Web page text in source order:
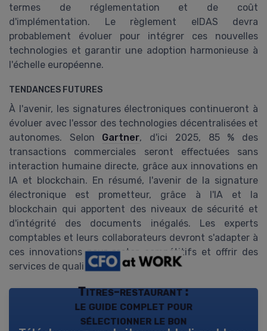
termes de réglementation et de coût
d'implémentation. Le règlement eIDAS devra
probablement évoluer pour intégrer ces nouvelles
technologies et garantir une adoption harmonieuse à
l'échelle européenne.
TENDANCES FUTURES
À l'avenir, les signatures électroniques continueront à
évoluer avec l'essor des technologies décentralisées et
autonomes. Selon Gartner, d'ici 2025, 85 % des
transactions commerciales seront effectuées sans
interaction humaine directe, grâce aux innovations en
IA et blockchain. En résumé, l'avenir de la signature
électronique est prometteur, grâce à l'IA et la
blockchain qui apportent des niveaux de sécurité et
d'intégrité des documents inégalés. Les experts
comptables et leurs collaborateurs devront s'adapter à
ces innovations pour rester compétitifs et offrir des
services de qualité à leurs clients.
Titres-restaurant :
le guide complet pour
sélectionner le bon